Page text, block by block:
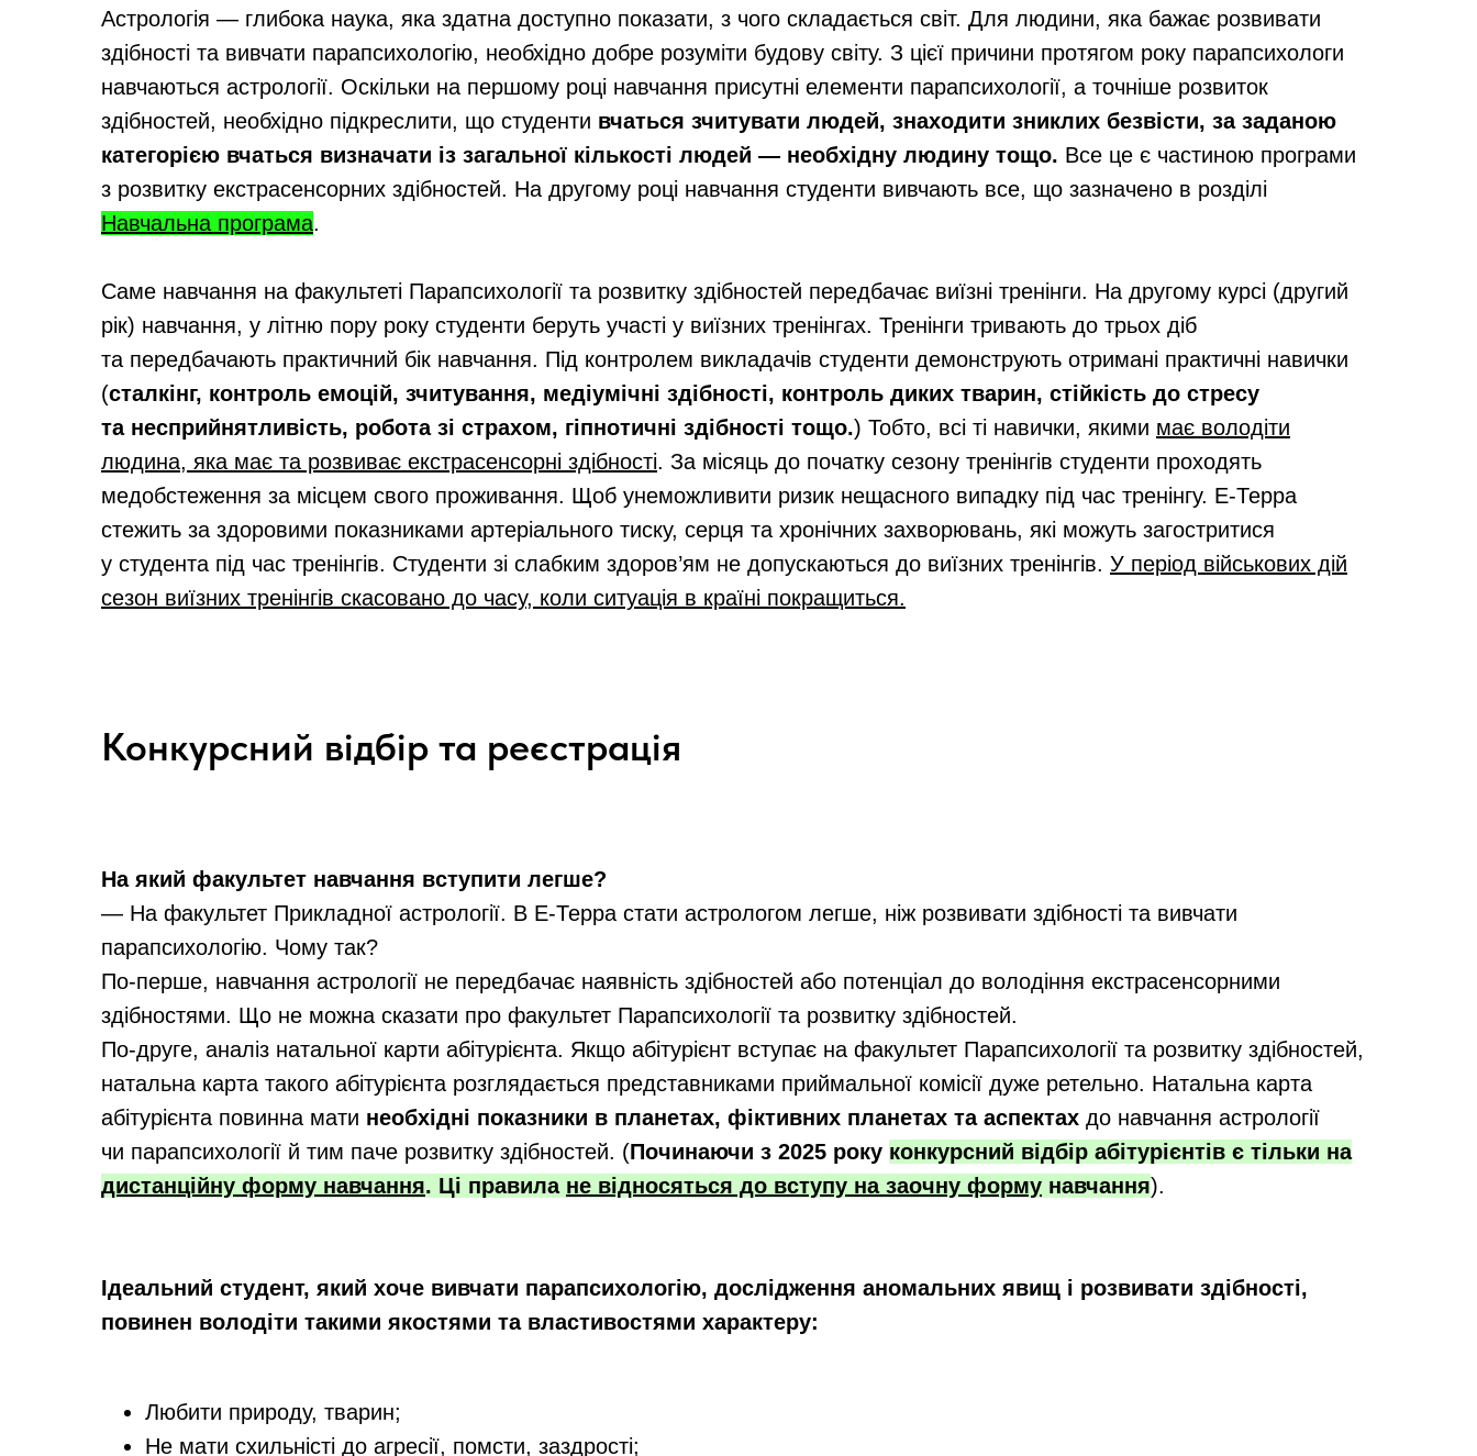
Астрологія — глибока наука, яка здатна доступно показати, з чого складається світ. Для людини, яка бажає розвивати
здібності та вивчати парапсихологію, необхідно добре розуміти будову світу. З цієї причини протягом року парапсихологи
навчаються астрології. Оскільки на першому році навчання присутні елементи парапсихології, а точніше розвиток
здібностей, необхідно підкреслити, що студенти вчаться зчитувати людей, знаходити зниклих безвісти, за заданою
категорією вчаться визначати із загальної кількості людей — необхідну людину тощо. Все це є частиною програми
з розвитку екстрасенсорних здібностей. На другому році навчання студенти вивчають все, що зазначено в розділі
Навчальна програма.
Саме навчання на факультеті Парапсихології та розвитку здібностей передбачає виїзні тренінги. На другому курсі (другий
рік) навчання, у літню пору року студенти беруть участі у виїзних тренінгах. Тренінги тривають до трьох діб
та передбачають практичний бік навчання. Під контролем викладачів студенти демонструють отримані практичні навички
(сталкінг, контроль емоцій, зчитування, медіумічні здібності, контроль диких тварин, стійкість до стресу
та несприйнятливість, робота зі страхом, гіпнотичні здібності тощо.) Тобто, всі ті навички, якими має володіти
людина, яка має та розвиває екстрасенсорні здібності. За місяць до початку сезону тренінгів студенти проходять
медобстеження за місцем свого проживання. Щоб унеможливити ризик нещасного випадку під час тренінгу. Е-Терра
стежить за здоровими показниками артеріального тиску, серця та хронічних захворювань, які можуть загостритися
у студента під час тренінгів. Студенти зі слабким здоров’ям не допускаються до виїзних тренінгів. У період військових дій
сезон виїзних тренінгів скасовано до часу, коли ситуація в країні покращиться.
Конкурсний відбір та реєстрація
На який факультет навчання вступити легше?
— На факультет Прикладної астрології. В Е-Терра стати астрологом легше, ніж розвивати здібності та вивчати
парапсихологію. Чому так?
По-перше, навчання астрології не передбачає наявність здібностей або потенціал до володіння екстрасенсорними
здібностями. Що не можна сказати про факультет Парапсихології та розвитку здібностей.
По-друге, аналіз натальної карти абітурієнта. Якщо абітурієнт вступає на факультет Парапсихології та розвитку здібностей,
натальна карта такого абітурієнта розглядається представниками приймальної комісії дуже ретельно. Натальна карта
абітурієнта повинна мати необхідні показники в планетах, фіктивних планетах та аспектах до навчання астрології
чи парапсихології й тим паче розвитку здібностей. (Починаючи з 2025 року конкурсний відбір абітурієнтів є тільки на
дистанційну форму навчання. Ці правила не відносяться до вступу на заочну форму навчання).
Ідеальний студент, який хоче вивчати парапсихологію, дослідження аномальних явищ і розвивати здібності,
повинен володіти такими якостями та властивостями характеру:
Любити природу, тварин;
Не мати схильністі до агресії, помсти, заздрості;